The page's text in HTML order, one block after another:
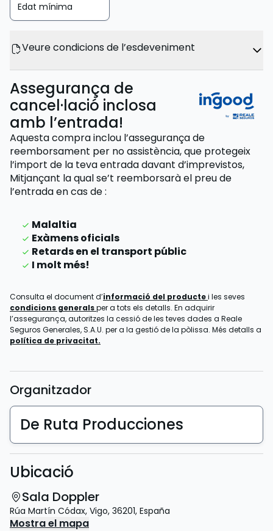
Edat mínima
Veure condicions de l’esdeveniment
Assegurança de
cancel·lació inclosa
amb l’entrada!
Aquesta compra inclou l’assegurança de
reemborsament per no assistència, que protegeix
l’import de la teva entrada davant d’imprevistos,
Mitjançant la qual se’t reemborsarà el preu de
l’entradaen cas de:
Malaltia
Exàmens oficials
Retards en el transport públic
I molt més!
Consulta el document d’informació del productei les seves
condicions generalsper a tots els detalls. En adquirir
l’assegurança, autoritzes la cessió de les teves dades a Reale
Seguros Generales, S.A.U. per a la gestió de la pòlissa. Més detalls a
política de privacitat.
Organitzador
De Ruta Producciones
Ubicació
Sala Doppler
Rúa Martín Códax, Vigo, 36201, España
Mostra el mapa